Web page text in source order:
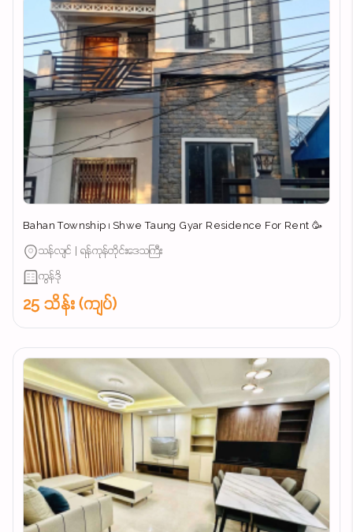
Bahan Township ၊ Shwe Taung Gyar Residence For Rent 🥳
သန်လျင် | ရန်ကုန်တိုင်းဒေသကြီး
ကွန်ဒို
25 သိန်း (ကျပ်)